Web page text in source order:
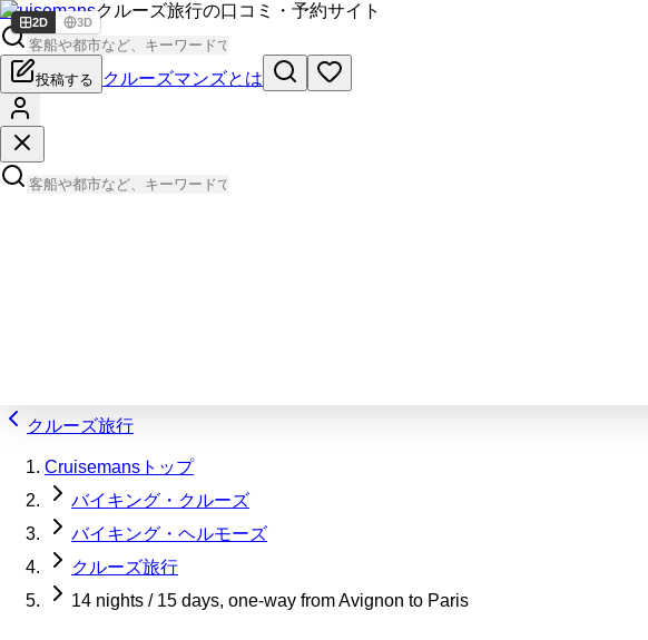
Cruisemansクルーズ旅行の口コミ・予約サイト
投稿する クルーズマンズとは
クルーズ旅行
Cruisemansトップ
バイキング・クルーズ
バイキング・ヘルモーズ
クルーズ旅行
14 nights / 15 days, one-way from Avignon to Paris
2D 3D